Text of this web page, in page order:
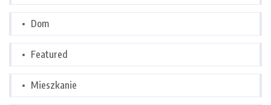
Dom
Featured
Mieszkanie